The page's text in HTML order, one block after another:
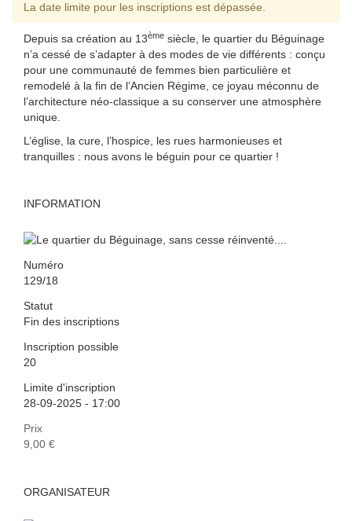
La date limite pour les inscriptions est dépassée.
Depuis sa création au 13ème siècle, le quartier du Béguinage
n’a cessé de s’adapter à des modes de vie différents : conçu
pour une communauté de femmes bien particulière et
remodelé à la fin de l’Ancien Régime, ce joyau méconnu de
l’architecture néo-classique a su conserver une atmosphère
unique.
L’église, la cure, l’hospice, les rues harmonieuses et
tranquilles : nous avons le béguin pour ce quartier !
INFORMATION
Numéro
129/18
Statut
Fin des inscriptions
Inscription possible
20
Limite d'inscription
28-09-2025 - 17:00
Prix
9,00 €
ORGANISATEUR